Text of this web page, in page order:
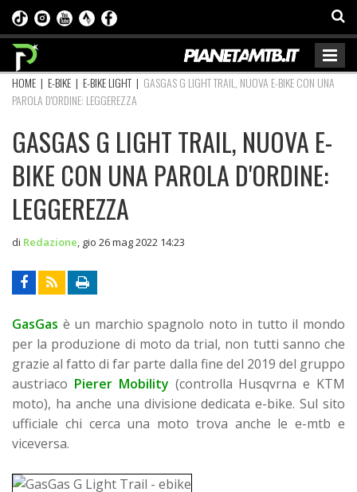
HOME | E-BIKE | E-BIKE LIGHT | GASGAS G LIGHT TRAIL, NUOVA E-BIKE CON UNA
PAROLA D'ORDINE: LEGGEREZZA
GASGAS G LIGHT TRAIL, NUOVA E-
BIKE CON UNA PAROLA D'ORDINE:
LEGGEREZZA
di Redazione gio 26 mag 2022 14:23
GasGas è un marchio spagnolo noto in tutto il mondo
per la produzione di moto da trial, non tutti sanno che
grazie al fatto di far parte dalla fine del 2019 del gruppo
austriaco Pierer Mobility (controlla Husqvrna e KTM
moto), ha anche una divisione dedicata e-bike. Sul sito
ufficiale chi cerca una moto trova anche le e-mtb e
viceversa.